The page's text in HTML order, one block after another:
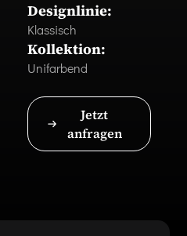
Designlinie:
Klassisch
Kollektion:
Unifarbend
Jetzt
anfragen